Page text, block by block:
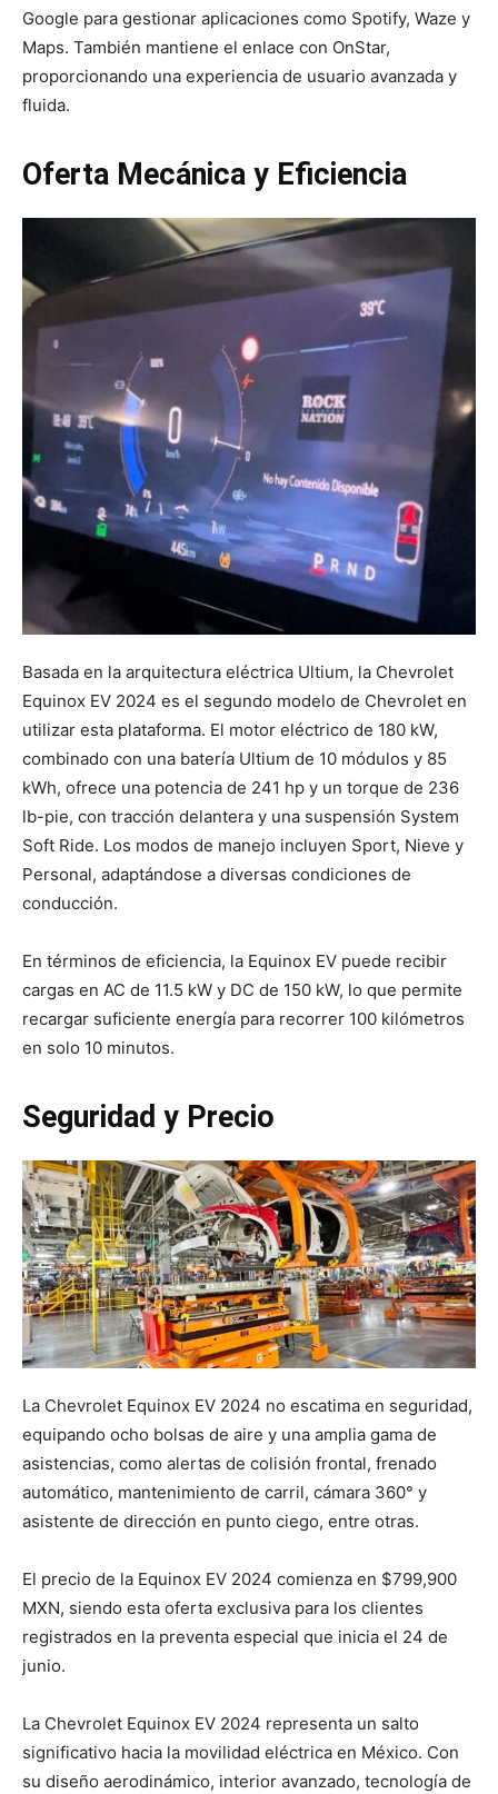
Google para gestionar aplicaciones como Spotify, Waze y
Maps. También mantiene el enlace con OnStar,
proporcionando una experiencia de usuario avanzada y
fluida.
Oferta Mecánica y Eficiencia
Basada en la arquitectura eléctrica Ultium, la Chevrolet
Equinox EV 2024 es el segundo modelo de Chevrolet en
utilizar esta plataforma. El motor eléctrico de 180 kW,
combinado con una batería Ultium de 10 módulos y 85
kWh, ofrece una potencia de 241 hp y un torque de 236
lb-pie, con tracción delantera y una suspensión System
Soft Ride. Los modos de manejo incluyen Sport, Nieve y
Personal, adaptándose a diversas condiciones de
conducción.
En términos de eficiencia, la Equinox EV puede recibir
cargas en AC de 11.5 kW y DC de 150 kW, lo que permite
recargar suficiente energía para recorrer 100 kilómetros
en solo 10 minutos.
Seguridad y Precio
La Chevrolet Equinox EV 2024 no escatima en seguridad,
equipando ocho bolsas de aire y una amplia gama de
asistencias, como alertas de colisión frontal, frenado
automático, mantenimiento de carril, cámara 360° y
asistente de dirección en punto ciego, entre otras.
El precio de la Equinox EV 2024 comienza en $799,900
MXN, siendo esta oferta exclusiva para los clientes
registrados en la preventa especial que inicia el 24 de
junio.
La Chevrolet Equinox EV 2024 representa un salto
significativo hacia la movilidad eléctrica en México. Con
su diseño aerodinámico, interior avanzado, tecnología de